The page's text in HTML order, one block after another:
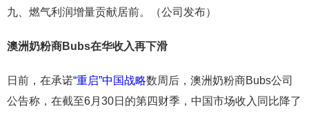
九、燃气利润增量贡献居前。（公司发布）
澳洲奶粉商Bubs在华收入再下滑
日前，在承诺“重启”中国战略数周后，澳洲奶粉商Bubs公司
公告称，在截至6月30日的第四财季，中国市场收入同比降了